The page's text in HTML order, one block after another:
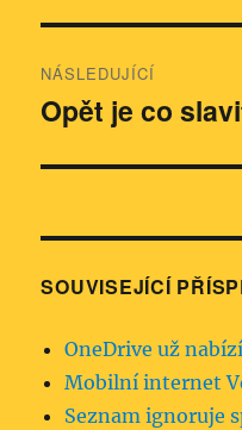
NÁSLEDUJÍCÍ
Následující
Opět je co
SOUVISEJÍCÍ
OneDrive už
Mobilní internet
Seznam ignoruje